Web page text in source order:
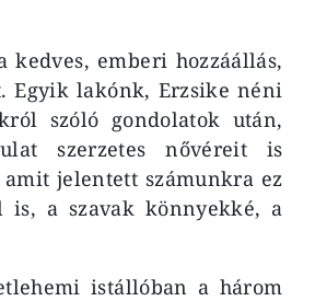
emberi hozzáállás,
Egyik lakónk, Erzsike néni
szóló gondolatok után,
szerzetes nővéreit is
jelentett számunkra ez
is, a szavak könnyekké, a
istállóban a három